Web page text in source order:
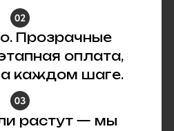
Прозрачные
оплата,
каждом шаге.
растут — мы